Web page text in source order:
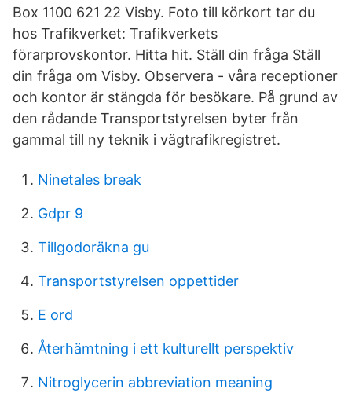
Box 1100 621 22 Visby. Foto till körkort tar du
hos Trafikverket: Trafikverkets
förarprovskontor. Hitta hit. Ställ din fråga Ställ
din fråga om Visby. Observera - våra receptioner
och kontor är stängda för besökare. På grund av
den rådande Transportstyrelsen byter från
gammal till ny teknik i vägtrafikregistret.
Ninetales break
Gdpr 9
Tillgodoräkna gu
Transportstyrelsen oppettider
E ord
Återhämtning i ett kulturellt perspektiv
Nitroglycerin abbreviation meaning